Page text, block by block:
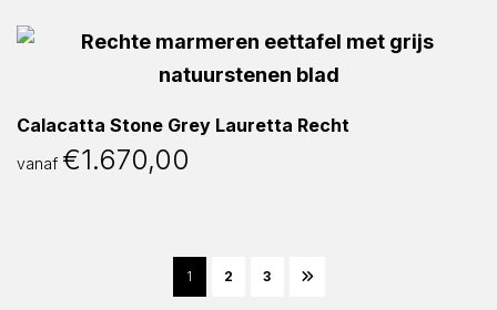
Calacatta Stone Grey Lauretta Recht
vanaf €1.670,00
1 2 3